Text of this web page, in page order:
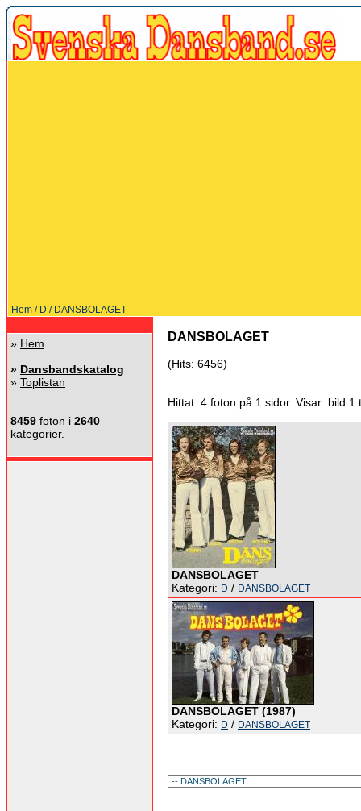
Hem / D / DANSBOLAGET
» Hem
» Dansbandskatalog
» Toplistan
8459 foton i 2640
kategorier.
DANSBOLAGET
(Hits: 6456)
Hittat: 4 foton på 1 sidor. Visar: bild 1
DANSBOLAGET
Kategori: D / DANSBOLAGET
DANSBOLAGET (1987)
Kategori: D / DANSBOLAGET